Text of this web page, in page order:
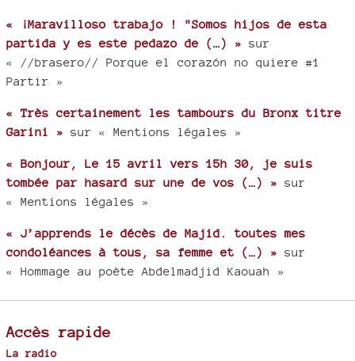
« ¡Maravilloso trabajo ! "Somos hijos de esta
partida y es este pedazo de (…) » sur
« //brasero// Porque el corazón no quiere #1
Partir »
« Très certainement les tambours du Bronx titre
Garini » sur « Mentions légales »
« Bonjour, Le 15 avril vers 15h 30, je suis
tombée par hasard sur une de vos (…) » sur
« Mentions légales »
« J’apprends le décès de Majid. toutes mes
condoléances à tous, sa femme et (…) » sur
« Hommage au poète Abdelmadjid Kaouah »
Accès rapide
La radio